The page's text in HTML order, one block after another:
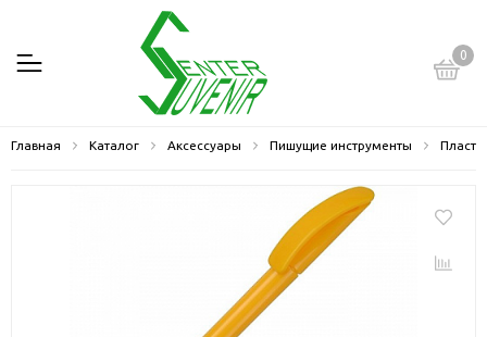
0
Главная Каталог Аксессуары Пишущие инструменты